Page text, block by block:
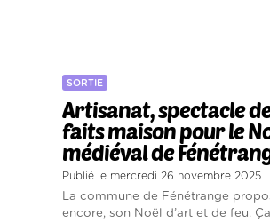
SORTIE
Artisanat, spectacle
faits maison pour le
médiéval de
Publié le mercredi 26 novembre 2025
La commune de Fénétrange
encore, son Noël d’art et de feu.